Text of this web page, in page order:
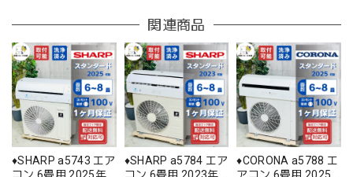
関連商品
♦️SHARP a5743 エア
コン 6畳用 2025年
♦️SHARP a5784 エア
コン 6畳用 2023年
♦️CORONA a5788 エ
アコン 6畳用 2025